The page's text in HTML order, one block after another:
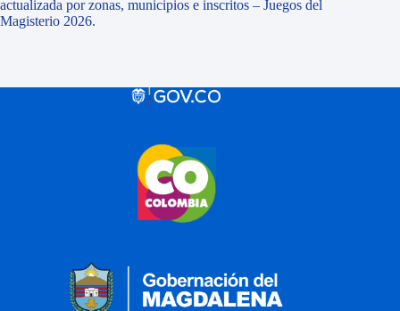
actualizada por zonas, municipios e inscritos – Juegos del
Magisterio 2026.